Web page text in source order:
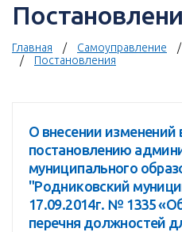
Главная Самоуправление
Постановления
О внесении изменений
постановлению
муниципального
"Родниковский
17.09.2014г. № 1335
перечня должностей